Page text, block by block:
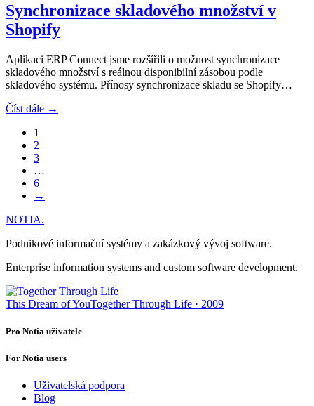
Synchronizace skladového množství v
Shopify
Aplikaci ERP Connect jsme rozšířili o možnost synchronizace
skladového množství s reálnou disponibilní zásobou podle
skladového systému. Přínosy synchronizace skladu se Shopify…
Číst dále →
1
2
3
…
6
→
NOTIA.
Podnikové informační systémy a zakázkový vývoj software.
Enterprise information systems and custom software development.
This Dream of YouTogether Through Life · 2009
Pro Notia uživatele
For Notia users
Uživatelská podpora
Blog